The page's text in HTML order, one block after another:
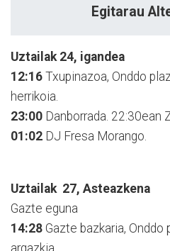
Egitarau
Uztailak 24, igandea
12:16 Txupinazoa, Onddo
herrikoia.
23:00 Danborrada. 22:30ean
01:02 DJ Fresa Morango.
Uztailak 27, Asteazkena
Gazte eguna
14:28 Gazte bazkaria, Onddo
argazkia.